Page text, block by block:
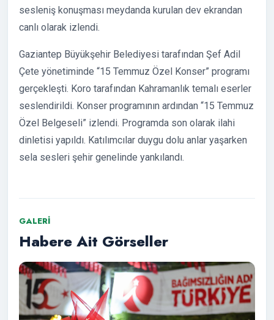
sesleniş konuşması meydanda kurulan dev ekrandan
canlı olarak izlendi.
Gaziantep Büyükşehir Belediyesi tarafından Şef Adil
Çete yönetiminde “15 Temmuz Özel Konser” programı
gerçekleşti. Koro tarafından Kahramanlık temalı eserler
seslendirildi. Konser programının ardından “15 Temmuz
Özel Belgeseli” izlendi. Programda son olarak ilahi
dinletisi yapıldı. Katılımcılar duygu dolu anlar yaşarken
sela sesleri şehir genelinde yankılandı.
GALERI
Habere Ait Görseller